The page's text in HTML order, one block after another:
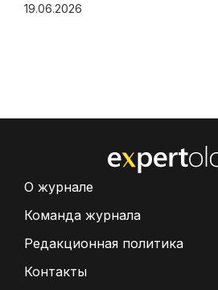
19.06.2026
О журнале
Команда журнала
Редакционная политика
Контакты